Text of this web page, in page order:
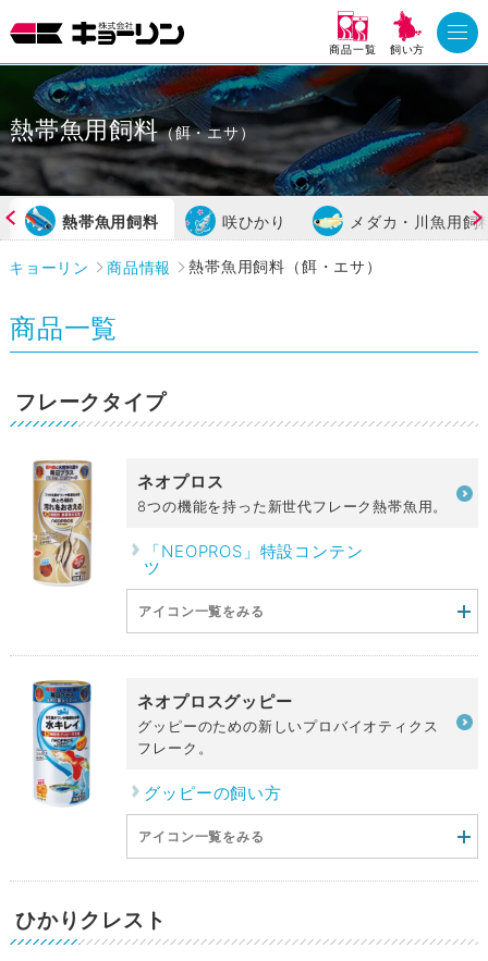
商品一覧 飼い方
熱帯魚用飼料（餌・エサ）
熱帯魚用飼料 咲ひかり メダカ・川魚用飼
キョーリン 商品情報 熱帯魚用飼料（餌・エサ）
商品一覧
フレークタイプ
ネオプロス
8つの機能を持った新世代フレーク熱帯魚用。
「NEOPROS」特設コンテン
ツ
アイコン一覧をみる
ネオプロスグッピー
グッピーのための新しいプロバイオティクス
フレーク。
グッピーの飼い方
アイコン一覧をみる
ひかりクレスト